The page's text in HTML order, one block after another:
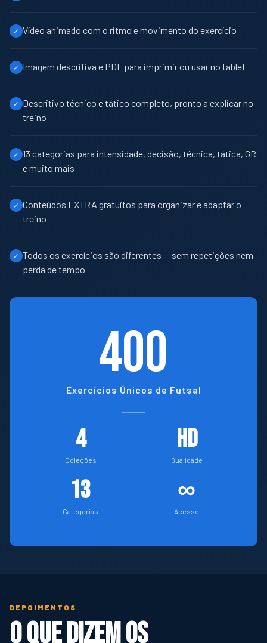
✓ Vídeo animado com o ritmo e movimento do exercício
✓ Imagem descritiva e PDF para imprimir ou usar no tablet
✓
Descritivo técnico e tático completo, pronto a explicar no
treino
✓ 13 categorias para intensidade, decisão, técnica, tática, GR
e muito mais
✓ Conteúdos EXTRA gratuitos para organizar e adaptar o
treino
✓ Todos os exercícios são diferentes — sem repetições nem
perda de tempo
400
Exercícios Únicos de Futsal
4
Coleções
HD
Qualidade
13
Categorias
∞
Acesso
DEPOIMENTOS
O que dizem os